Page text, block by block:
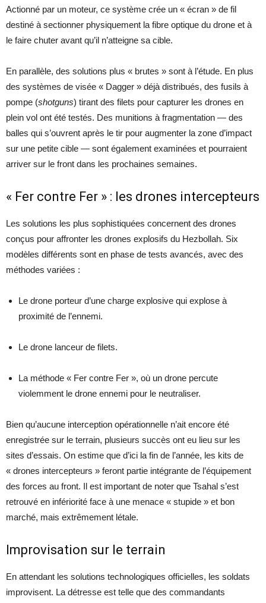
Actionné par un moteur, ce système crée un « écran » de fil
destiné à sectionner physiquement la fibre optique du drone et à
le faire chuter avant qu’il n’atteigne sa cible.
En parallèle, des solutions plus « brutes » sont à l’étude. En plus
des systèmes de visée « Dagger » déjà distribués, des fusils à
pompe (shotguns) tirant des filets pour capturer les drones en
plein vol ont été testés. Des munitions à fragmentation — des
balles qui s’ouvrent après le tir pour augmenter la zone d’impact
sur une petite cible — sont également examinées et pourraient
arriver sur le front dans les prochaines semaines.
« Fer contre Fer » : les drones intercepteurs
Les solutions les plus sophistiquées concernent des drones
conçus pour affronter les drones explosifs du Hezbollah. Six
modèles différents sont en phase de tests avancés, avec des
méthodes variées :
Le drone porteur d’une charge explosive qui explose à
proximité de l’ennemi.
Le drone lanceur de filets.
La méthode « Fer contre Fer », où un drone percute
violemment le drone ennemi pour le neutraliser.
Bien qu’aucune interception opérationnelle n’ait encore été
enregistrée sur le terrain, plusieurs succès ont eu lieu sur les
sites d’essais. On estime que d’ici la fin de l’année, les kits de
« drones intercepteurs » feront partie intégrante de l’équipement
des forces au front. Il est important de noter que Tsahal s’est
retrouvé en infériorité face à une menace « stupide » et bon
marché, mais extrêmement létale.
Improvisation sur le terrain
En attendant les solutions technologiques officielles, les soldats
improvisent. La détresse est telle que des commandants